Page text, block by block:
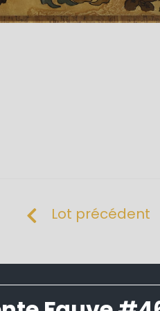
Lot précédent